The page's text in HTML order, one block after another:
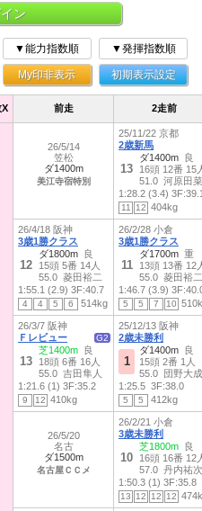
ン
▼能力指数順 ▼発揮指数順
My印非表示 初期表示設定
前走 2走前
26/5/14
笠松
ダ1400m
美江寺宿特別
25/11/22 京都
2歳新馬
13
ダ1400m 良
16頭 12番 15
51.0 河原田菜
1:28.2 (3.4)
11 12 404kg
26/4/18 阪神
3歳1勝クラス
12
ダ1800m 良
15頭 5番 14人
55.0 菱田裕二
1:55.1 (2.9) 3F:40.7
4 4 5 6 514kg
26/2/28 小倉
3歳1勝クラス
11
ダ1700m 重
13頭 13番 12
55.0 菱田裕二
1:46.7 (3.9)
5 5 7 10
26/3/7 阪神
Ｆレビュー
G2
13
芝1400m 良
18頭 6番 16人
55.0 吉田隼人
1:21.6 (1) 3F:35.2
9 12 410kg
25/12/13 阪神
2歳未勝利
1
ダ1400m 良
15頭 2番 1人
55.0 団野大成
1:25.5 3F:38.0
5 5 412kg
26/5/20
名古
ダ1500m
名古屋ＣＣメ
26/2/21 小倉
3歳未勝利
10
芝1800m 良
16頭 16番 12
57.0 丹内祐次
1:50.3 (1) 3F:35.8
13 12 12 12